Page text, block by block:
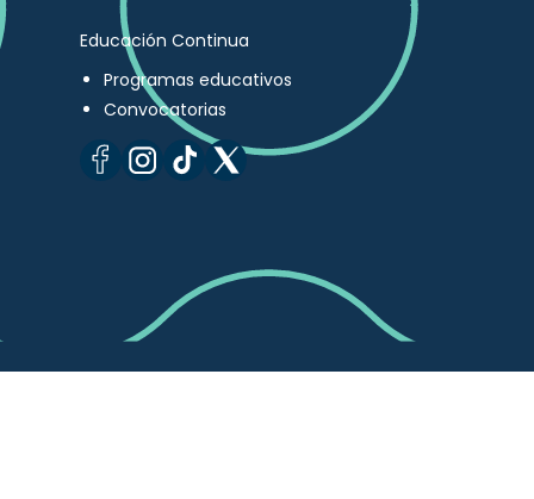
Educación Continua
Programas educativos
Convocatorias